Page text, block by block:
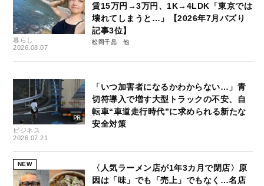
暮らし
2026.08.07
賃15万円→3万円、1K→4LDK「東京では
壊れてしまうと…」【2026年7月バズり
記事3位】
松岡千晶
ビジネス
2026.07.21
「いつ加害者になるかわからない…」青
切符導入で増す大型トラックの不安、自
転車“車道走行時代”に求められる新たな
安全対策
NEW
〈人気ラーメン店が1年3カ月で閉店〉原
因は「味」でも「売上」でもなく…名店